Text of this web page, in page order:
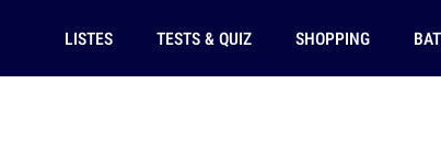
LISTES TESTS & QUIZ SHOPPING